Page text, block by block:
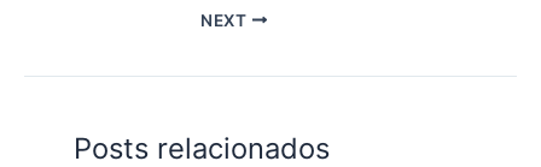
NEXT
Posts relacionados